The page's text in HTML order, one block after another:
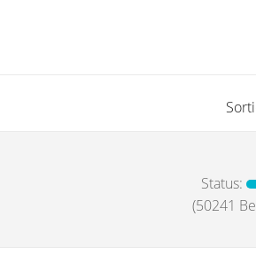
Status:
(50241